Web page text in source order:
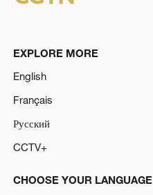
EXPLORE MORE
English
Français
Русский
CCTV+
CHOOSE YOUR LANGUAGE